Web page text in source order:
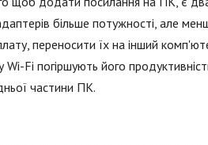
більше потужності, але
переносити їх на інший
Fi погіршують його
частини ПК.